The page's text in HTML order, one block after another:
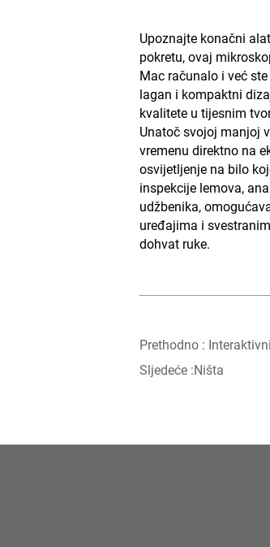
Upoznajte konačni
pokretu, ovaj
Mac računalo i već
lagan i kompaktni
kvalitete u tijesnim
Unatoč svojoj manjoj
vremenu direktno na
osvijetljenje na bilo
inspekcije lemova,
udžbenika,
uređajima i
dohvat ruke.
Prethodno :
Sljedeće :Ništa